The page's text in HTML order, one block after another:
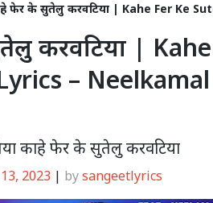
फेर के सुतेलु करवटिया | Kahe Fer Ke
करवटिया |
–
काहे फेर के सुतेलु करवटिया
2023 | bysangeetlyrics